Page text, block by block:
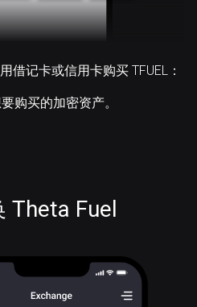
借记卡或信用卡购买 TFUEL：
购买的加密资产。
Theta Fuel